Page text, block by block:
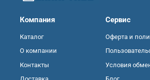
Компания
Каталог
О компании
Контакты
Сервис
Оферта и
Условия